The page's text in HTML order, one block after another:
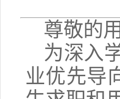
尊敬的
为深入
业优先导